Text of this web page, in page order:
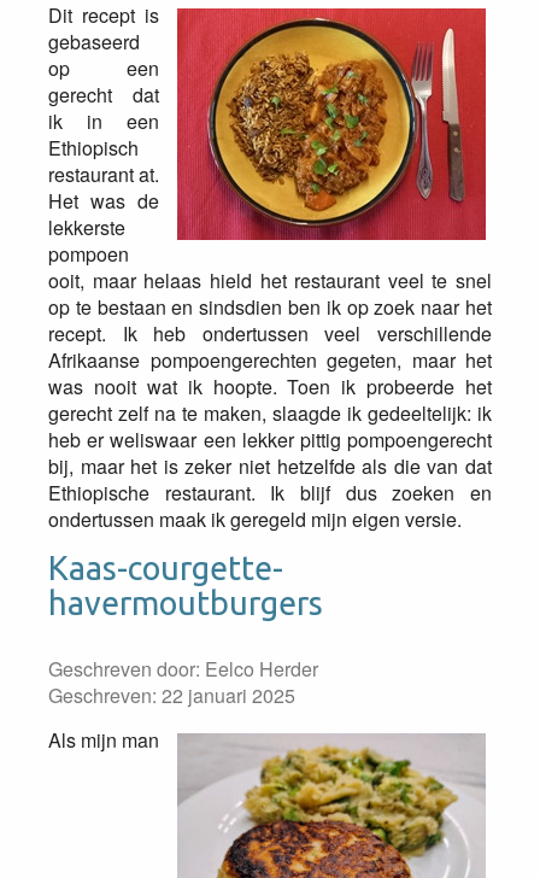
Dit recept is
gebaseerd
op een
gerecht dat
ik in een
Ethiopisch
restaurant at.
Het was de
lekkerste
pompoen
ooit, maar helaas hield het restaurant veel te snel
op te bestaan en sindsdien ben ik op zoek naar het
recept. Ik heb ondertussen veel verschillende
Afrikaanse pompoengerechten gegeten, maar het
was nooit wat ik hoopte. Toen ik probeerde het
gerecht zelf na te maken, slaagde ik gedeeltelijk: ik
heb er weliswaar een lekker pittig pompoengerecht
bij, maar het is zeker niet hetzelfde als die van dat
Ethiopische restaurant. Ik blijf dus zoeken en
ondertussen maak ik geregeld mijn eigen versie.
Kaas-courgette-
havermoutburgers
Geschreven door: Eelco Herder
Geschreven: 22 januari 2025
Als mijn man